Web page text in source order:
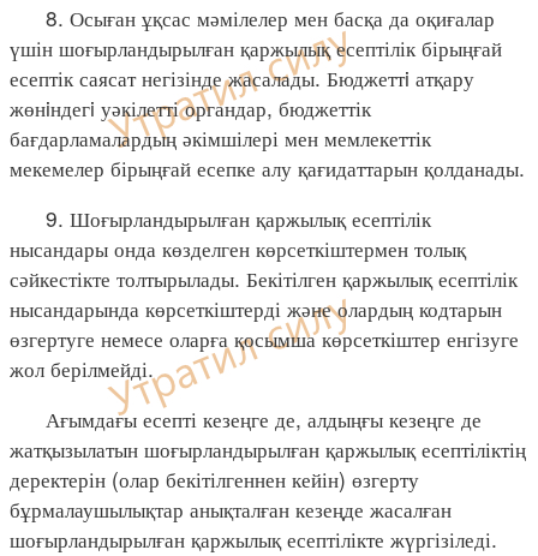
8. Осыған ұқсас мәмілелер мен басқа да оқиғалар
үшін шоғырландырылған қаржылық есептілік бірыңғай
есептік саясат негізінде жасалады. Бюджеттi атқару
жөнiндегi уәкілетті органдар, бюджеттік
бағдарламалардың әкімшілері мен мемлекеттік
мекемелер бірыңғай есепке алу қағидаттарын қолданады.
9. Шоғырландырылған қаржылық есептілік
нысандары онда көзделген көрсеткіштермен толық
сәйкестікте толтырылады. Бекітілген қаржылық есептілік
нысандарында көрсеткіштерді және олардың кодтарын
өзгертуге немесе оларға қосымша көрсеткіштер енгізуге
жол берілмейді.
Ағымдағы есепті кезеңге де, алдыңғы кезеңге де
жатқызылатын шоғырландырылған қаржылық есептіліктің
деректерін (олар бекітілгеннен кейін) өзгерту
бұрмалаушылықтар анықталған кезеңде жасалған
шоғырландырылған қаржылық есептілікте жүргізіледі.